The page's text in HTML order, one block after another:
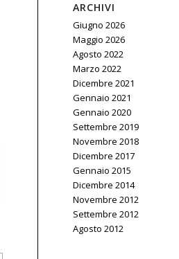
ARCHIVI
Giugno 2026
Maggio 2026
Agosto 2022
Marzo 2022
Dicembre 2021
Gennaio 2021
Gennaio 2020
Settembre 2019
Novembre 2018
Dicembre 2017
Gennaio 2015
Dicembre 2014
Novembre 2012
Settembre 2012
Agosto 2012